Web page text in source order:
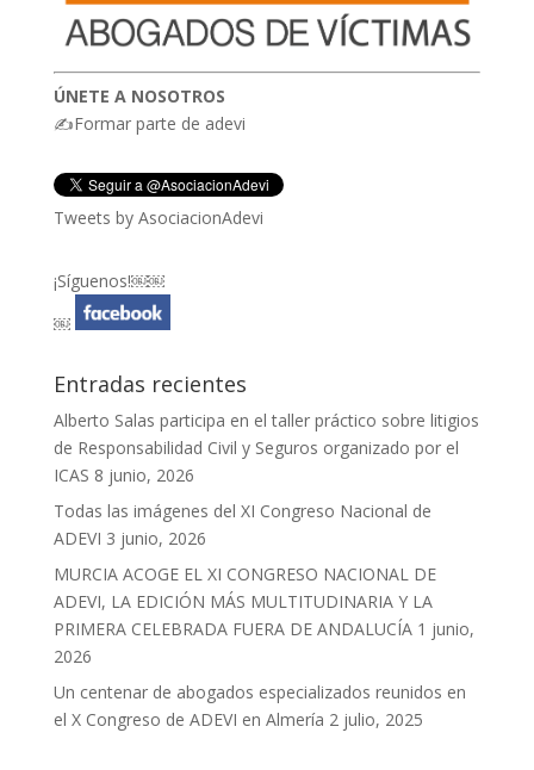
ÚNETE A NOSOTROS
✍Formar parte de adevi
Tweets by AsociacionAdevi
¡Síguenos!￼￼
￼
Entradas recientes
Alberto Salas participa en el taller práctico sobre litigios
de Responsabilidad Civil y Seguros organizado por el
ICAS 8 junio, 2026
Todas las imágenes del XI Congreso Nacional de
ADEVI 3 junio, 2026
MURCIA ACOGE EL XI CONGRESO NACIONAL DE
ADEVI, LA EDICIÓN MÁS MULTITUDINARIA Y LA
PRIMERA CELEBRADA FUERA DE ANDALUCÍA 1 junio,
2026
Un centenar de abogados especializados reunidos en
el X Congreso de ADEVI en Almería 2 julio, 2025